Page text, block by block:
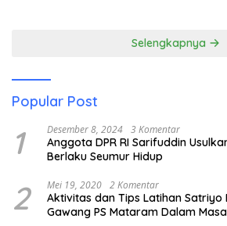
Selengkapnya
Popular Post
1 Desember 8, 2024 3 Komentar
Anggota DPR RI Sarifuddin
Berlaku Seumur Hidup
2 Mei 19, 2020 2 Komentar
Aktivitas dan Tips Latihan Satriyo
Gawang PS Mataram Dalam